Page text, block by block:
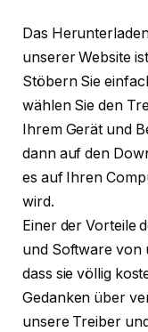
Das
unserer Website
Stöbern Sie
wählen Sie den
Ihrem Gerät und
dann auf den
es auf Ihren
wird.
Einer der Vorteile
und Software von
dass sie völlig
Gedanken über
unsere Treiber